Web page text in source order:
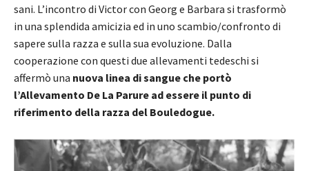
sani. L’incontro di Victor con Georg e Barbara si trasformò
in una splendida amicizia ed in uno scambio/confronto di
sapere sulla razza e sulla sua evoluzione. Dalla
cooperazione con questi due allevamenti tedeschi si
affermò una nuova linea di sangue che portò
l’Allevamento De La Parure ad essere il punto di
riferimento della razza del Bouledogue.